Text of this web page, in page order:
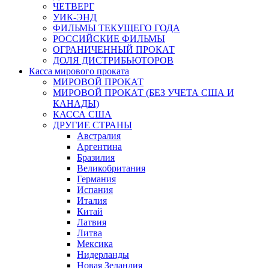
ЧЕТВЕРГ
УИК-ЭНД
ФИЛЬМЫ ТЕКУЩЕГО ГОДА
РОССИЙСКИЕ ФИЛЬМЫ
ОГРАНИЧЕННЫЙ ПРОКАТ
ДОЛЯ ДИСТРИБЬЮТОРОВ
Касса мирового проката
МИРОВОЙ ПРОКАТ
МИРОВОЙ ПРОКАТ (БЕЗ УЧЕТА США И
КАНАДЫ)
КАССА США
ДРУГИЕ СТРАНЫ
Австралия
Аргентина
Бразилия
Великобритания
Германия
Испания
Италия
Китай
Латвия
Литва
Мексика
Нидерланды
Новая Зеландия